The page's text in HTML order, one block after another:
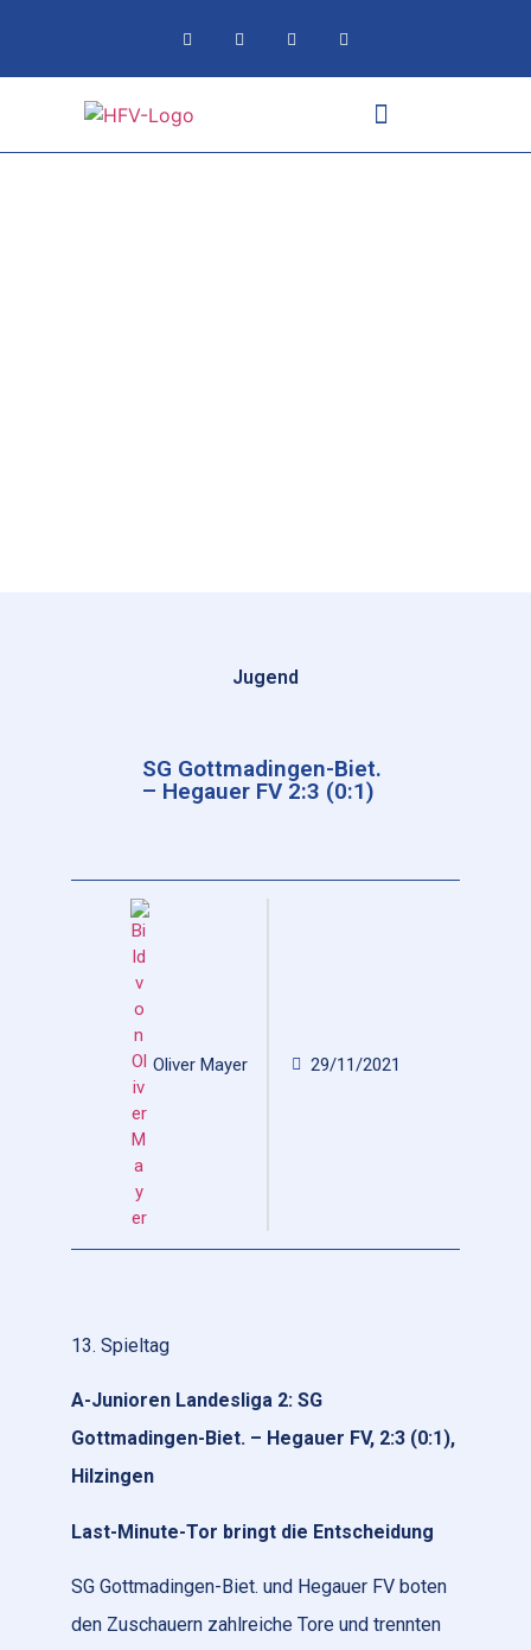
Jugend
SG Gottmadingen-Biet.
– Hegauer FV 2:3 (0:1)
Oliver Mayer 29/11/2021
13. Spieltag
A-Junioren Landesliga 2: SG
Gottmadingen-Biet. – Hegauer FV, 2:3 (0:1),
Hilzingen
Last-Minute-Tor bringt die Entscheidung
SG Gottmadingen-Biet. und Hegauer FV boten
den Zuschauern zahlreiche Tore und trennten